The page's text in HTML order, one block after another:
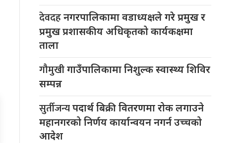
देवदहनगरपालिकामा वडाध्यक्षले गरे प्रमुख र
प्रमुख प्रशासकीय अधिकृतको कार्यकक्षमा
ताला
गौमुखीगाउँपालिकामा निशुल्क स्वास्थ्य शिविर
सम्पन्न
सुर्तीजन्यपदार्थ बिक्री वितरणमा रोक लगाउने
महानगरको निर्णय कार्यान्वयन नगर्न उच्चको
आदेश